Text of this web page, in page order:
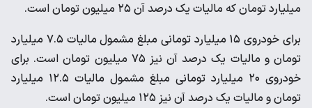
میلیارد تومان که مالیات یک درصد آن ۲۵ میلیون تومان است.
برای خودروی ۱۵ میلیارد تومانی مبلغ مشمول مالیات ۷.۵ میلیارد
تومان و مالیات یک درصد آن نیز ۷۵ میلیون تومان است. برای
خودروی ۲۰ میلیارد تومانی مبلغ مشمول مالیات ۱۲.۵ میلیارد
تومان و مالیات یک درصد آن نیز ۱۲۵ میلیون تومان است.